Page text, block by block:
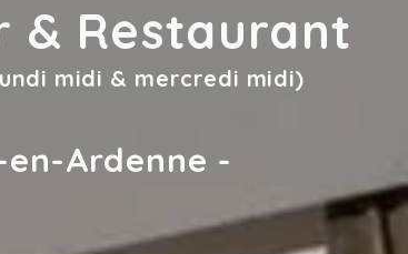
& Restaurant
midi & mercredi midi)
Ardenne -